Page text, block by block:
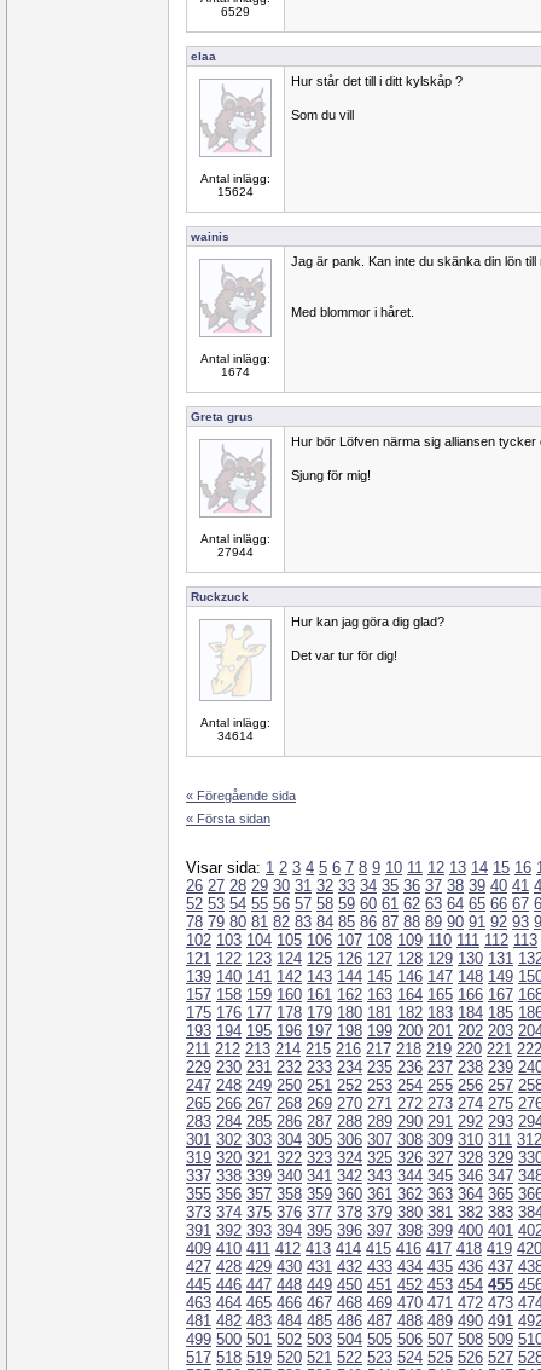
6529
elaa
Antal inlägg:
15624
Hur står det till i ditt kylskåp ?
Som du vill
wainis
Antal inlägg:
1674
Jag är pank. Kan inte du skänka din lön till
Med blommor i håret.
Greta grus
Antal inlägg:
27944
Hur bör Löfven närma sig alliansen tycker
Sjung för mig!
Ruckzuck
Antal inlägg:
34614
Hur kan jag göra dig glad?
Det var tur för dig!
« Föregående sida
« Första sidan
Visar sida: 1 2 3 4 5 6 7 8 9 10 11 12 13 14 15 16
26 27 28 29 30 31 32 33 34 35 36 37 38 39 40 41
52 53 54 55 56 57 58 59 60 61 62 63 64 65 66 67
78 79 80 81 82 83 84 85 86 87 88 89 90 91 92 93
102 103 104 105 106 107 108 109 110 111 112 113
121 122 123 124 125 126 127 128 129 130 131
139 140 141 142 143 144 145 146 147 148 149
157 158 159 160 161 162 163 164 165 166 167
175 176 177 178 179 180 181 182 183 184 185
193 194 195 196 197 198 199 200 201 202 203
211 212 213 214 215 216 217 218 219 220 221 222
229 230 231 232 233 234 235 236 237 238 239
247 248 249 250 251 252 253 254 255 256 257
265 266 267 268 269 270 271 272 273 274 275
283 284 285 286 287 288 289 290 291 292 293
301 302 303 304 305 306 307 308 309 310 311 312
319 320 321 322 323 324 325 326 327 328 329
337 338 339 340 341 342 343 344 345 346 347
355 356 357 358 359 360 361 362 363 364 365
373 374 375 376 377 378 379 380 381 382 383
391 392 393 394 395 396 397 398 399 400 401
409 410 411 412 413 414 415 416 417 418 419 420
427 428 429 430 431 432 433 434 435 436 437
445 446 447 448 449 450 451 452 453 454 455
463 464 465 466 467 468 469 470 471 472 473
481 482 483 484 485 486 487 488 489 490 491
499 500 501 502 503 504 505 506 507 508 509
517 518 519 520 521 522 523 524 525 526 527